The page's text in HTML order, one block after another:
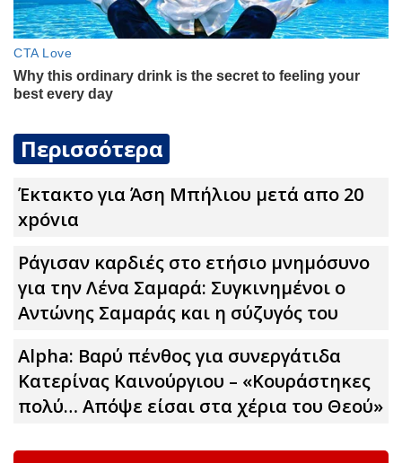
Περισσότερα
Έκτακτο για Άση Μπήλιου μετά απο 20
xpóvια
Ράγισαν καρδιές στο ετήσιο μνημόσυνο
για την Λένα Σαμαρά: Συγκινημένοι ο
Αντώνης Σαμαράς και η σύζυγός του
Alpha: Βαρύ πένθος για συνεργάτιδα
Κατερίνας Καινούργιου – «Κουράστηκες
πολύ… Απόψε είσαι στα χέρια του Θεού»